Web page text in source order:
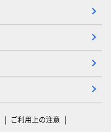
ご利用上の注意